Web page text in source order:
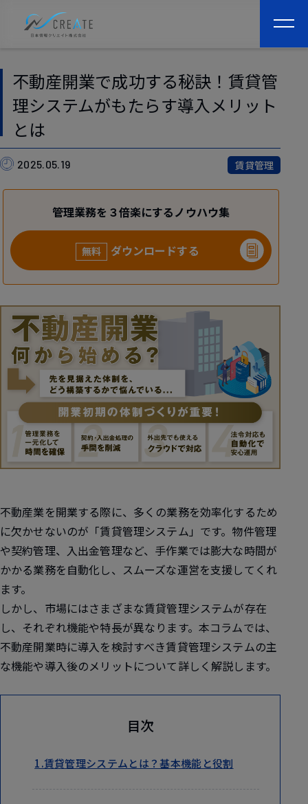
不動産開業で成功する秘訣！賃貸管
理システムがもたらす導入メリット
とは
2025.05.19 賃貸管理
管理業務を３倍楽にするノウハウ集
無料 ダウンロードする
不動産業を開業する際に、多くの業務を効率化するため
に欠かせないのが「賃貸管理システム」です。物件管理
や契約管理、入出金管理など、手作業では膨大な時間が
かかる業務を自動化し、スムーズな運営を支援してくれ
ます。
しかし、市場にはさまざまな賃貸管理システムが存在
し、それぞれ機能や特長が異なります。本コラムでは、
不動産開業時に導入を検討すべき賃貸管理システムの主
な機能や導入後のメリットについて詳しく解説します。
目次
1.賃貸管理システムとは？基本機能と役割